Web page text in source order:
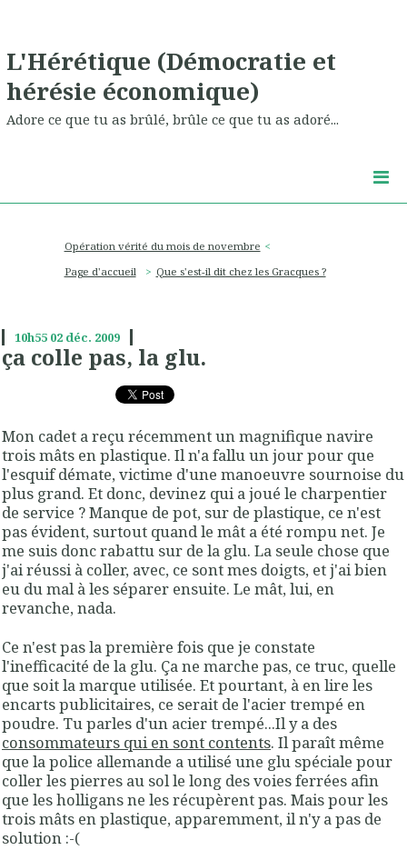
L'Hérétique (Démocratie et
hérésie économique)
Adore ce que tu as brûlé, brûle ce que tu as adoré...
Opération vérité du mois de novembre
Page d'accueil
Que s'est-il dit chez les Gracques ?
10h55 02 déc. 2009
ça colle pas, la glu.
Mon cadet a reçu récemment un magnifique navire
trois mâts en plastique. Il n'a fallu un jour pour que
l'esquif démate, victime d'une manoeuvre sournoise du
plus grand. Et donc, devinez qui a joué le charpentier
de service ? Manque de pot, sur de plastique, ce n'est
pas évident, surtout quand le mât a été rompu net. Je
me suis donc rabattu sur de la glu. La seule chose que
j'ai réussi à coller, avec, ce sont mes doigts, et j'ai bien
eu du mal à les séparer ensuite. Le mât, lui, en
revanche, nada.
Ce n'est pas la première fois que je constate
l'inefficacité de la glu. Ça ne marche pas, ce truc, quelle
que soit la marque utilisée. Et pourtant, à en lire les
encarts publicitaires, ce serait de l'acier trempé en
poudre. Tu parles d'un acier trempé...Il y a des
consommateurs qui en sont contents. Il paraît même
que la police allemande a utilisé une glu spéciale pour
coller les pierres au sol le long des voies ferrées afin
que les holligans ne les récupèrent pas. Mais pour les
trois mâts en plastique, apparemment, il n'y a pas de
solution :-(